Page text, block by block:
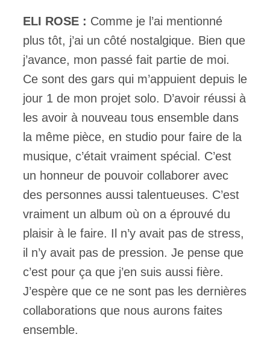
ELI ROSE : Comme je l’ai mentionné
plus tôt, j’ai un côté nostalgique. Bien que
j’avance, mon passé fait partie de moi.
Ce sont des gars qui m’appuient depuis le
jour 1 de mon projet solo. D’avoir réussi à
les avoir à nouveau tous ensemble dans
la même pièce, en studio pour faire de la
musique, c’était vraiment spécial. C’est
un honneur de pouvoir collaborer avec
des personnes aussi talentueuses. C’est
vraiment un album où on a éprouvé du
plaisir à le faire. Il n’y avait pas de stress,
il n’y avait pas de pression. Je pense que
c’est pour ça que j’en suis aussi fière.
J’espère que ce ne sont pas les dernières
collaborations que nous aurons faites
ensemble.